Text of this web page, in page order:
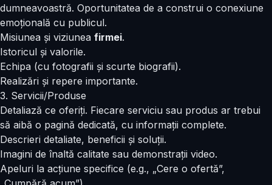
dumneavoastră. Oportunitatea de a construi o conexiune
emoțională cu publicul.
Misiunea și viziunea firmei.
Istoricul și valorile.
Echipa (cu fotografii și scurte biografii).
Realizări și repere importante.
3. Servicii/Produse
Detaliază ce oferiți. Fiecare serviciu sau produs ar trebui
să aibă o pagină dedicată, cu informații complete.
Descrieri detaliate, beneficii și soluții.
Imagini de înaltă calitate sau demonstrații video.
Apeluri la acțiune specifice (e.g., „Cere o ofertă”,